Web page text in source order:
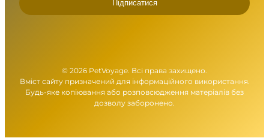
Підписатися
© 2026 PetVoyage. Всі права захищено.
Вміст сайту призначений для інформаційного використання.
Будь-яке копіювання або розповсюдження матеріалів без
дозволу заборонено.